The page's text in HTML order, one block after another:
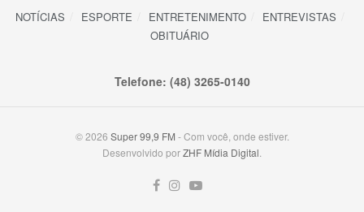
NOTÍCIAS ESPORTE ENTRETENIMENTO
ENTREVISTAS
OBITUÁRIO
Telefone: (48) 3265-0140
© 2026 Super 99,9 FM - Com você, onde estiver.
Desenvolvido porZHF Mídia Digital